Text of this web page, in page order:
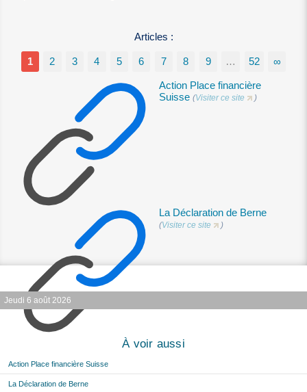
Articles :
1 2 3 4 5 6 7 8 9 … 52 ∞
Action Place financière
Suisse (Visiter ce site )
La Déclaration de Berne
(Visiter ce site )
Jeudi 6 août 2026
À voir aussi
Action Place financière Suisse
La Déclaration de Berne